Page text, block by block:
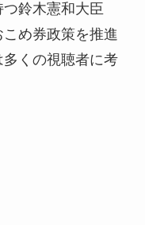
鈴木憲和大臣
め券政策を推進
くの視聴者に考